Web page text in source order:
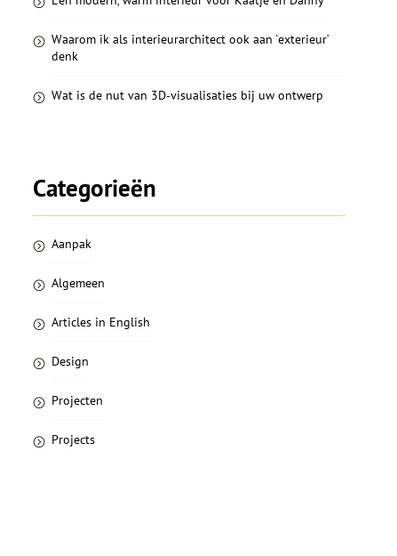
Waarom ik als interieurarchitect ook aan ‘exterieur’
denk
Wat is de nut van 3D-visualisaties bij uw ontwerp
Categorieën
Aanpak
Algemeen
Articles in English
Design
Projecten
Projects